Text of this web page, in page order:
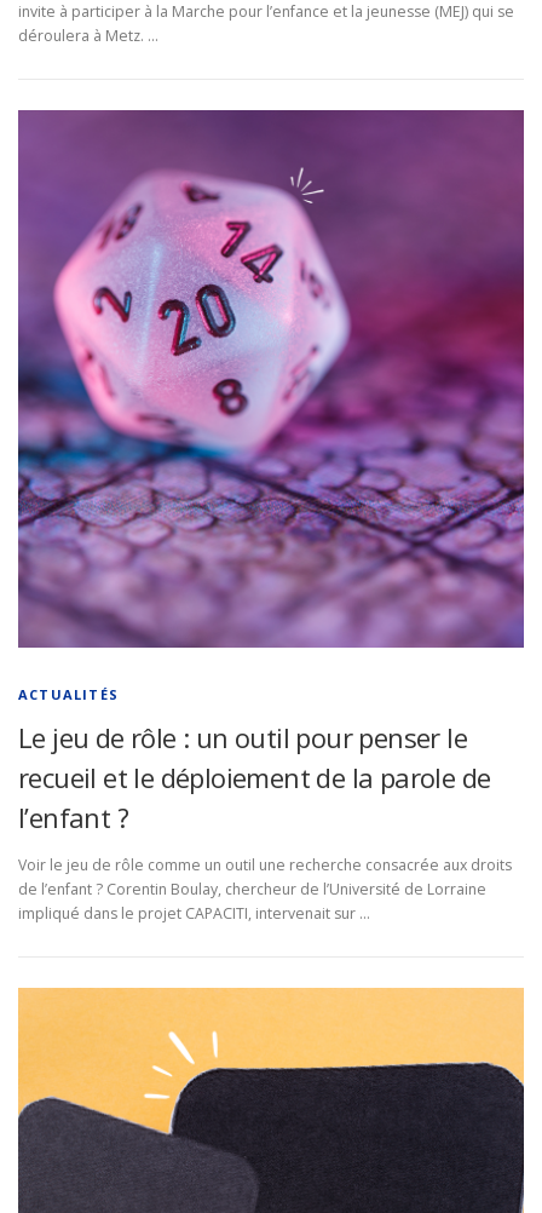
invite à participer à la Marche pour l’enfance et la jeunesse (MEJ) qui se
déroulera à Metz. …
ACTUALITÉS
Le jeu de rôle : un outil pour penser le
recueil et le déploiement de la parole de
l’enfant ?
Voir le jeu de rôle comme un outil une recherche consacrée aux droits
de l’enfant ? Corentin Boulay, chercheur de l’Université de Lorraine
impliqué dans le projet CAPACITI, intervenait sur …